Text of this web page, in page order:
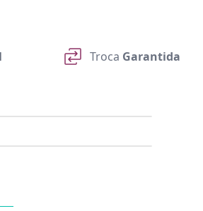
Troca Garantida